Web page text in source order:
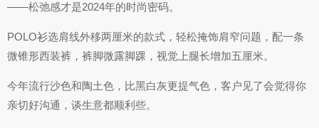
——松弛感才是2024年的时尚密码。
POLO衫选肩线外移两厘米的款式，轻松掩饰肩窄问题，配一条
微锥形西装裤，裤脚微露脚踝，视觉上腿长增加五厘米。
今年流行沙色和陶土色，比黑白灰更提气色，客户见了会觉得你
亲切好沟通，谈生意都顺利些。